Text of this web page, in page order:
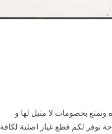
بخصومات لا مثيل لها و
رقم هاتفنا يعمل 24 ساعة مقاول أدوات صحية الواحة نوفر لكم قطع غيار اصلية لكافة